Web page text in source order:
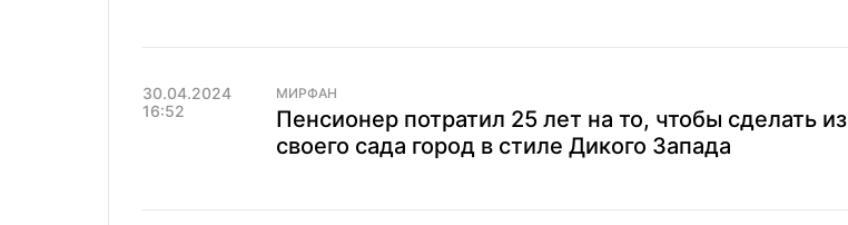
30.04.2024
16:52
МИРФАН
Пенсионер потратил 25 лет на то, чтобы сделать из
своего сада город в стиле Дикого Запада